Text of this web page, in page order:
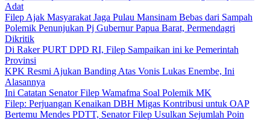
Adat
Filep Ajak Masyarakat Jaga Pulau Mansinam Bebas dari Sampah
Polemik Penunjukan Pj Gubernur Papua Barat, Permendagri
Dikritik
Di Raker PURT DPD RI, Filep Sampaikan ini ke Pemerintah
Provinsi
KPK Resmi Ajukan Banding Atas Vonis Lukas Enembe, Ini
Alasannya
Ini Catatan Senator Filep Wamafma Soal Polemik MK
Filep: Perjuangan Kenaikan DBH Migas Kontribusi untuk OAP
Bertemu Mendes PDTT, Senator Filep Usulkan Sejumlah Poin